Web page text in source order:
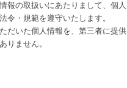
報の取扱いにあたりまして、個人
令・規範を遵守いたします。
だいた個人情報を、第三者に提供
りません。